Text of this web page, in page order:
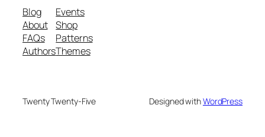
Blog
About
FAQs
Authors
Events
Shop
Patterns
Themes
Twenty Twenty-Five Designed withWordPress